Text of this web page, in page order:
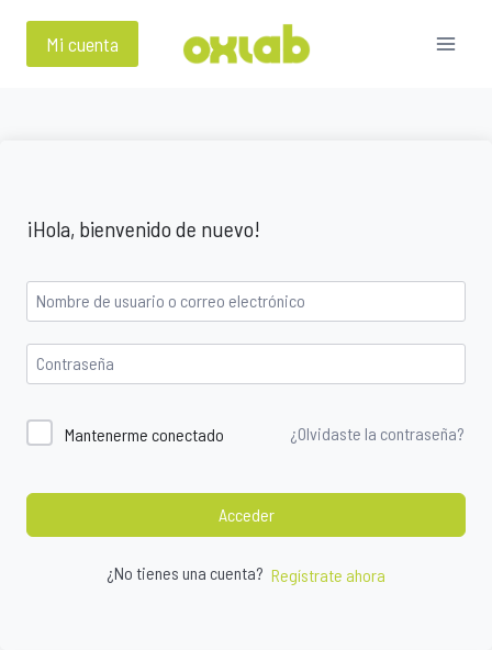
contenido
Mi cuenta
¡Hola, bienvenido de nuevo!
Mantenerme conectado ¿Olvidaste la contraseña?
Acceder
¿No tienes una cuenta? Regístrate ahora